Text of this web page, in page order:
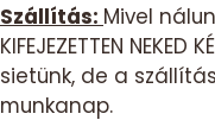
Szállítás: Mivel
KIFEJEZETTEN
sietünk, de a
munkanap.